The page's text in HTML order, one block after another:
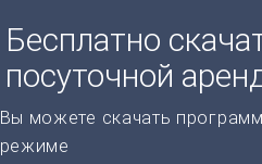
Бесплатно
посуточной
Вы можете скачать
режиме